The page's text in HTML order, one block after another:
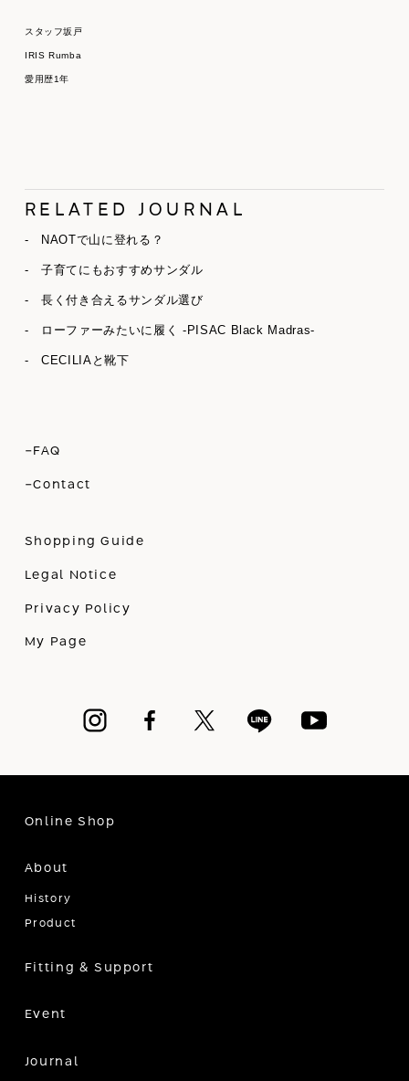
スタッフ坂戸
IRIS Rumba
愛用歴1年
RELATED JOURNAL
- NAOTで山に登れる？
- 子育てにもおすすめサンダル
- 長く付き合えるサンダル選び
- ローファーみたいに履く -PISAC Black Madras-
- CECILIAと靴下
-FAQ
-Contact
Shopping Guide
Legal Notice
Privacy Policy
My Page
Online Shop
About
History
Product
Fitting & Support
Event
Journal